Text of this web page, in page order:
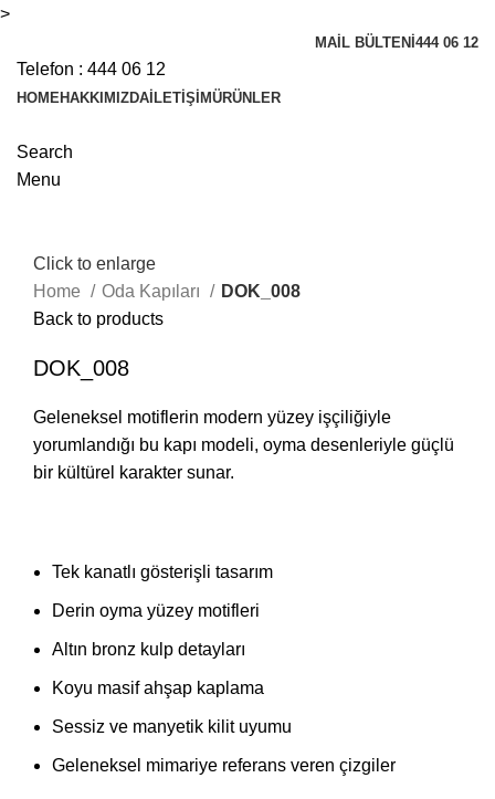
>
MAIL BÜLTENI 444 06 12
Telefon : 444 06 12
HOMEHAKKIMIZDA İLETIŞIMÜRÜNLER
Search
Menu
Click to enlarge
Home
Oda Kapıları
DOK_008
Back to products
DOK_008
Geleneksel motiflerin modern yüzey işçiliğiyle
yorumlandığı bu kapı modeli, oyma desenleriyle güçlü
bir kültürel karakter sunar.
Tek kanatlı gösterişli tasarım
Derin oyma yüzey motifleri
Altın bronz kulp detayları
Koyu masif ahşap kaplama
Sessiz ve manyetik kilit uyumu
Geleneksel mimariye referans veren çizgiler